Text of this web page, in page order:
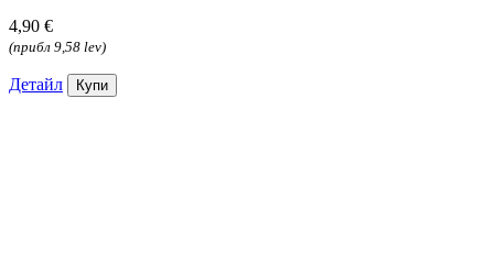
4,90 €
(прибл 9,58 lev)
Детайл Купи